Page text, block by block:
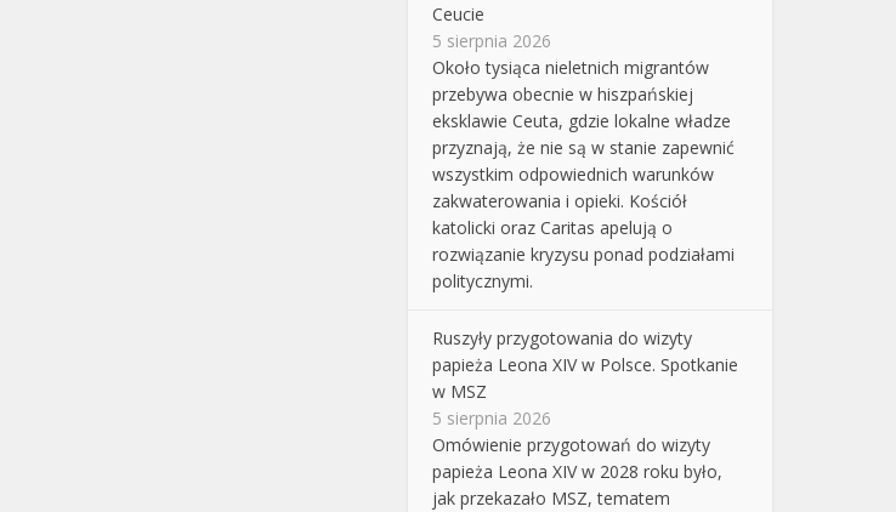
Ceucie
5 sierpnia 2026
Około tysiąca nieletnich migrantów
przebywa obecnie w hiszpańskiej
eksklawie Ceuta, gdzie lokalne władze
przyznają, że nie są w stanie zapewnić
wszystkim odpowiednich warunków
zakwaterowania i opieki. Kościół
katolicki oraz Caritas apelują o
rozwiązanie kryzysu ponad podziałami
politycznymi.
Ruszyły przygotowania do wizyty
papieża Leona XIV w Polsce. Spotkanie
w MSZ
5 sierpnia 2026
Omówienie przygotowań do wizyty
papieża Leona XIV w 2028 roku było,
jak przekazało MSZ, tematem